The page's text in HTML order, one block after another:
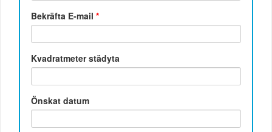
Bekräfta E-mail*
Kvadratmeter städyta
Önskat datum